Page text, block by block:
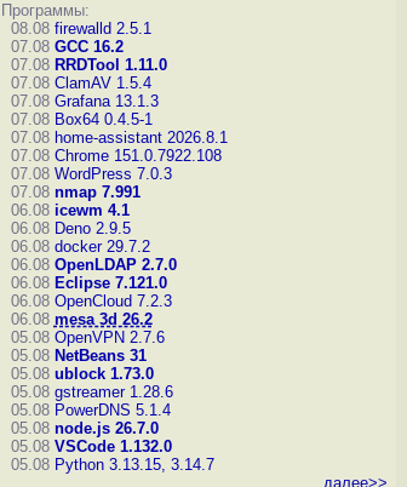
Программы:
08.08 firewalld 2.5.1
07.08 GCC 16.2
07.08 RRDTool 1.11.0
07.08 ClamAV 1.5.4
07.08 Grafana 13.1.3
07.08 Box64 0.4.5-1
07.08 home-assistant 2026.8.1
07.08 Chrome 151.0.7922.108
07.08 WordPress 7.0.3
07.08 nmap 7.991
06.08 icewm 4.1
06.08 Deno 2.9.5
06.08 docker 29.7.2
06.08 OpenLDAP 2.7.0
06.08 Eclipse 7.121.0
06.08 OpenCloud 7.2.3
06.08 mesa 3d 26.2
05.08 OpenVPN 2.7.6
05.08 NetBeans 31
05.08 ublock 1.73.0
05.08 gstreamer 1.28.6
05.08 PowerDNS 5.1.4
05.08 node.js 26.7.0
05.08 VSCode 1.132.0
05.08 Python 3.13.15, 3.14.7
далее>>